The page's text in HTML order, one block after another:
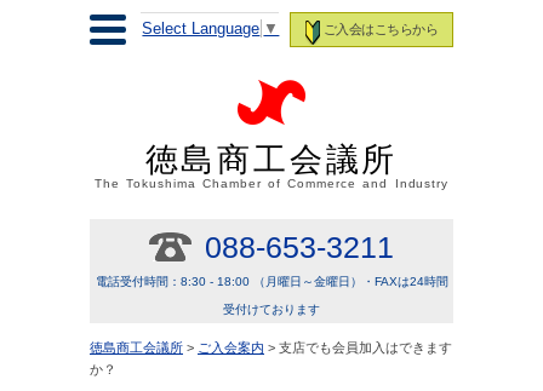
ご入会はこちらから
Select Language ▼
徳島商工会議所
The Tokushima Chamber of Commerce and Industry
088-653-3211
電話受付時間：8:30 - 18:00 （月曜日～金曜日）・FAXは24時間
受付けております
徳島商工会議所 > ご入会案内 > 支店でも会員加入はできます
か？